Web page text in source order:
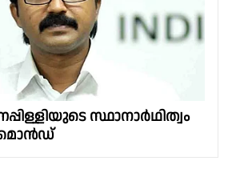
സ്ഥാനാർഥിത്വം